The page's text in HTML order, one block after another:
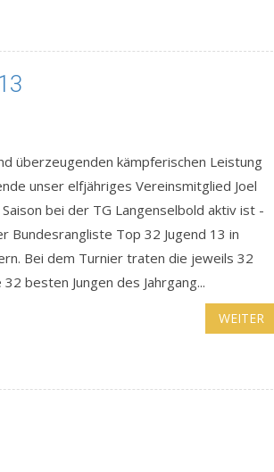
überzeugenden kämpferischen Leistung
unser elfjähriges Vereinsmitglied Joel
bei der TG Langenselbold aktiv ist -
Bundesrangliste Top 32 Jugend 13 in
Bei dem Turnier traten die jeweils 32
besten Jungen des Jahrgang...
WEITER